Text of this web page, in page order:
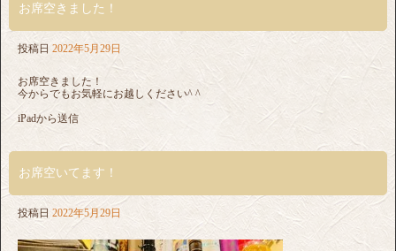
お席空きました！
投稿日 2022年5月29日
お席空きました！
今からでもお気軽にお越しください^ ^
iPadから送信
お席空いてます！
投稿日 2022年5月29日